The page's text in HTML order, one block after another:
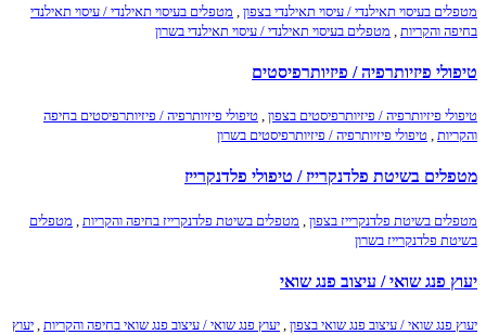
מטפלים בעיסוי תאילנדי / עיסוי תאילנדי בצפון
מטפלים בעיסוי תאילנדי / עיסוי תאילנדי
בחיפה והקריות
מטפלים בעיסוי תאילנדי / עיסוי תאילנדי בשרון
טיפולי פיזיותרפיה / פיזיותרפיסטים
טיפולי פיזיותרפיה / פיזיותרפיסטים בצפון , טיפולי פיזיותרפיה / פיזיותרפיסטים בחיפה
והקריות , טיפולי פיזיותרפיה / פיזיותרפיסטים בשרון
מטפלים בשיטת פלדנקרייז / טיפולי פלדנקרייז
מטפלים בשיטת פלדנקרייז בצפון מטפלים בשיטת פלדנקרייז בחיפה והקריות
מטפלים
בשיטת פלדנקרייז בשרון
יעוץ פנג שואי / עיצוב פנג שואי
יעוץ פנג שואי / עיצוב פנג שואי בצפון , יעוץ פנג שואי / עיצוב פנג שואי בחיפה והקריות , יעוץ